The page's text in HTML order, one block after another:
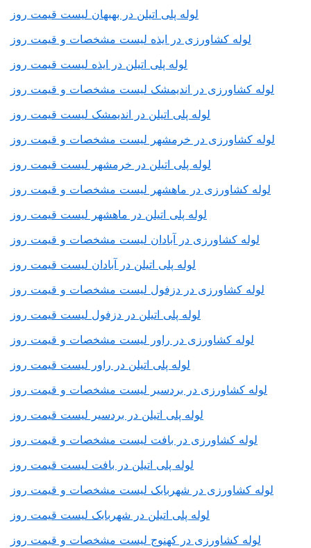
لوله پلی اتیلن در بهبهان لیست قیمت روز
لوله کشاورزی در ایذه لیست مشخصات و قیمت روز
لوله پلی اتیلن در ایذه لیست قیمت روز
لوله کشاورزی در اندیمشک لیست مشخصات و قیمت روز
لوله پلی اتیلن در اندیمشک لیست قیمت روز
لوله کشاورزی در خرمشهر لیست مشخصات و قیمت روز
لوله پلی اتیلن در خرمشهر لیست قیمت روز
لوله کشاورزی در ماهشهر لیست مشخصات و قیمت روز
لوله پلی اتیلن در ماهشهر لیست قیمت روز
لوله کشاورزی در آبادان لیست مشخصات و قیمت روز
لوله پلی اتیلن در آبادان لیست قیمت روز
لوله کشاورزی در دزفول لیست مشخصات و قیمت روز
لوله پلی اتیلن در دزفول لیست قیمت روز
لوله کشاورزی در راور لیست مشخصات و قیمت روز
لوله پلی اتیلن در راور لیست قیمت روز
لوله کشاورزی در بردسیر لیست مشخصات و قیمت روز
لوله پلی اتیلن در بردسیر لیست قیمت روز
لوله کشاورزی در بافت لیست مشخصات و قیمت روز
لوله پلی اتیلن در بافت لیست قیمت روز
لوله کشاورزی در شهربابک لیست مشخصات و قیمت روز
لوله پلی اتیلن در شهربابک لیست قیمت روز
لوله کشاورزی در کهنوج لیست مشخصات و قیمت روز